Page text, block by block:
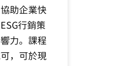
助企業快
行銷策
力。課程
，可於現